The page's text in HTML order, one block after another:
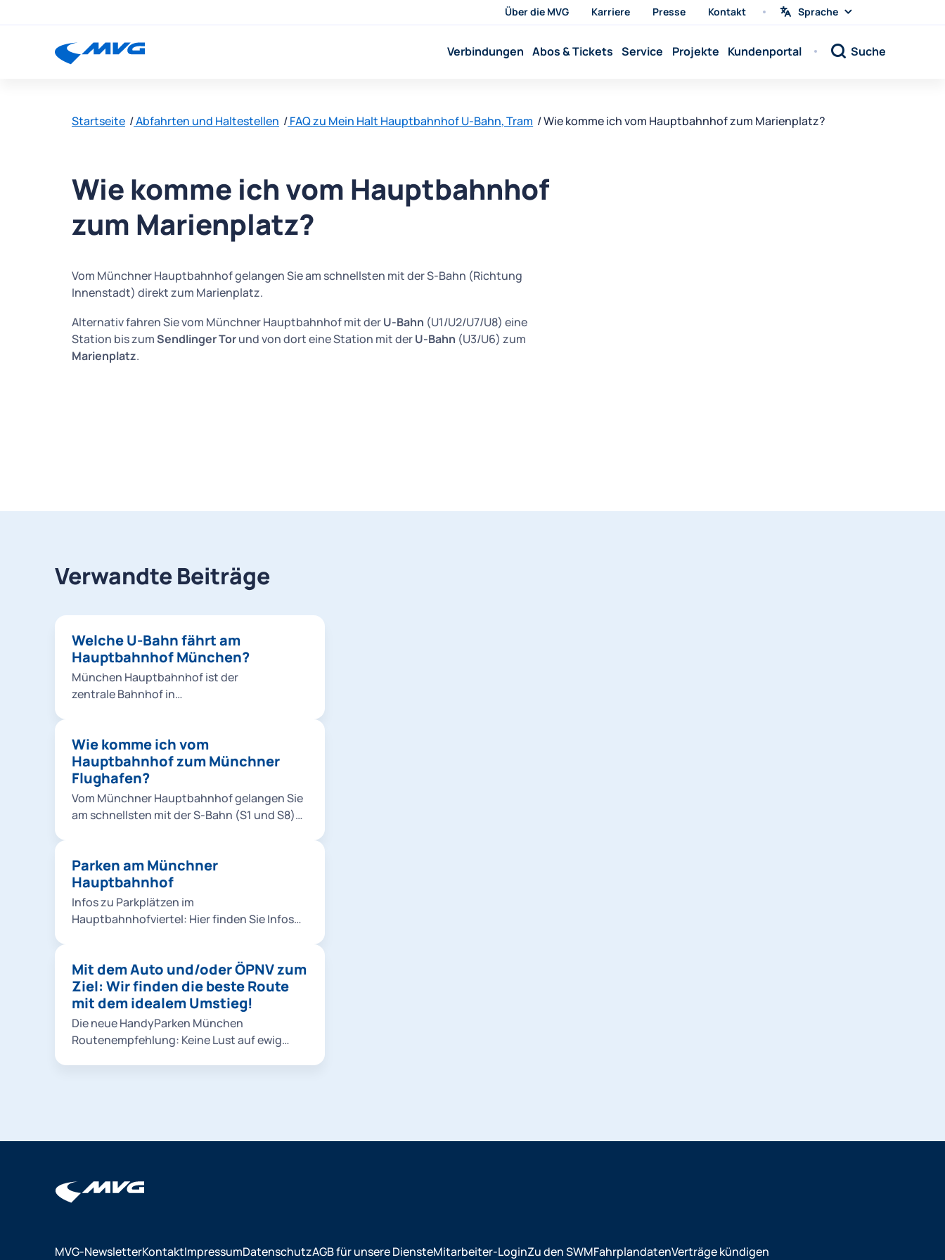
Über die MVG Karriere Presse Kontakt
Sprache
Sprache
Verbindungen Abos & Tickets Service Projekte Kundenportal Suche
Startseite Abfahrten und Haltestellen FAQ zu Mein Halt Hauptbahnhof U-Bahn, Tram Wie komme ich vom Hauptbahnhof zum Marienplatz?
Wie komme ich vom Hauptbahnhof
zum Marienplatz?
Vom Münchner Hauptbahnhof gelangen Sie am schnellsten mit der S-Bahn (Richtung
Innenstadt) direkt zum Marienplatz.
Alternativ fahren Sie vom Münchner Hauptbahnhof mit derU-Bahn (U1/U2/U7/U8) eine
Station bis zumSendlinger Torund von dort eine Station mit derU-Bahn (U3/U6) zum
Marienplatz.
Verwandte Beiträge
Welche U-Bahn fährt am
Hauptbahnhof München?
München Hauptbahnhof ist der
zentrale Bahnhof in
Tramlinien halten dort auch die U-
Bahnlinien U1, U2, U4 und U5 sowie zeitweise
Verstärkerlinien.
Wie komme ich vom
Hauptbahnhof zum Münchner
Flughafen?
Vom Münchner Hauptbahnhof gelangen Sie
am schnellsten mit der S-Bahn (S1 und S8)
dem Lufthansa Express Bus (Sonderlinie,
kein MVV- Tarif, Fahrausweisverkauf im Bus;
Deutschlandticket gültig!) direkt zum
Flughafen München. Tickets kaufen
Parken am Münchner
Hauptbahnhof
Infos zu Parkplätzen im
Hauptbahnhofviertel: Hier finden Sie Infos
Mit dem Auto und/oder ÖPNV zum
Ziel: Wir finden die beste Route
mit dem idealem Umstieg!
Die neue HandyParken München
Routenempfehlung: Keine Lust auf ewig
weiter zum Ziel fahren können. Zudem
MVG-NewsletterKontaktImpressumDatenschutzAGB für unsere DiensteMitarbeiter-LoginZu den SWMFahrplandatenVerträge kündigen